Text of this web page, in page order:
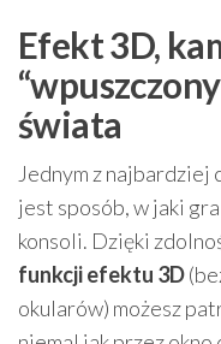
Efekt 3D,
świata
Jednym z
jest sposób, w jaki
konsoli. Dzięki
funkcji efektu 3D
okularów) możesz